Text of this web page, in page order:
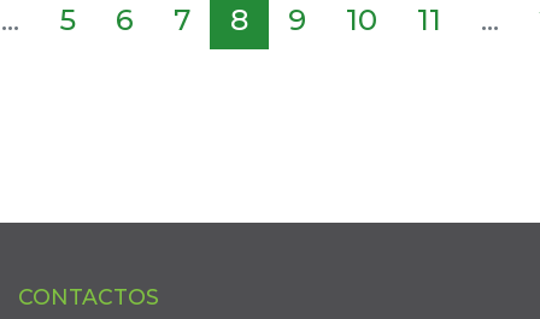
... 5 6 7 8 9 10 11 ...
CONTACTOS